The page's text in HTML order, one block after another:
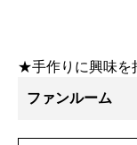
★手作りに興味を
ファンルーム